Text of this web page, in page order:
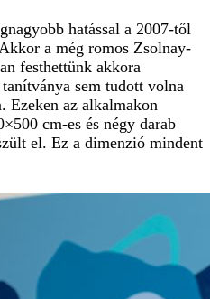
hatással a 2007-től
a még romos Zsolnay-
festhettünk akkora
sem tudott volna
Ezeken az alkalmakon
cm-es és négy darab
el. Ez a dimenzió mindent